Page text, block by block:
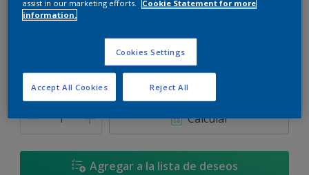
Cantidad Calculadora de pintura
Calcular
Agregar a la lista de deseos
assist in our marketing efforts.
Cookie Statement for more
information.
Cookies Settings
Reject All
Accept All Cookies